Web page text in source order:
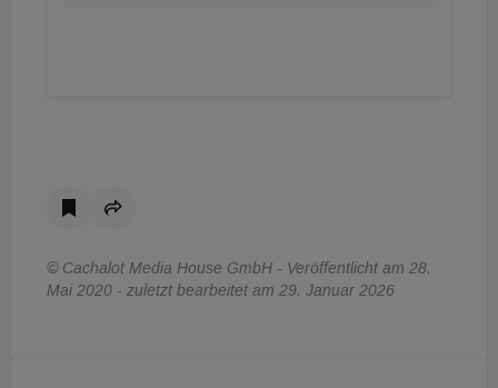
© Cachalot Media House GmbH - Veröffentlicht am 28.
Mai 2020 - zuletzt bearbeitet am 29. Januar 2026